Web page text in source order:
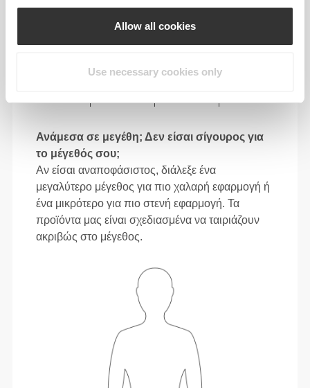
Allow all cookies
Use necessary cookies only
28"3/8- 31"1/2 38"5/8- 41"3/4 30"3/4
L
Ανάμεσα σε μεγέθη; Δεν είσαι σίγουρος για
το μέγεθός σου;
Αν είσαι αναποφάσιστος, διάλεξε ένα
μεγαλύτερο μέγεθος για πιο χαλαρή εφαρμογή ή
ένα μικρότερο για πιο στενή εφαρμογή. Τα
προϊόντα μας είναι σχεδιασμένα να ταιριάζουν
ακριβώς στο μέγεθος.